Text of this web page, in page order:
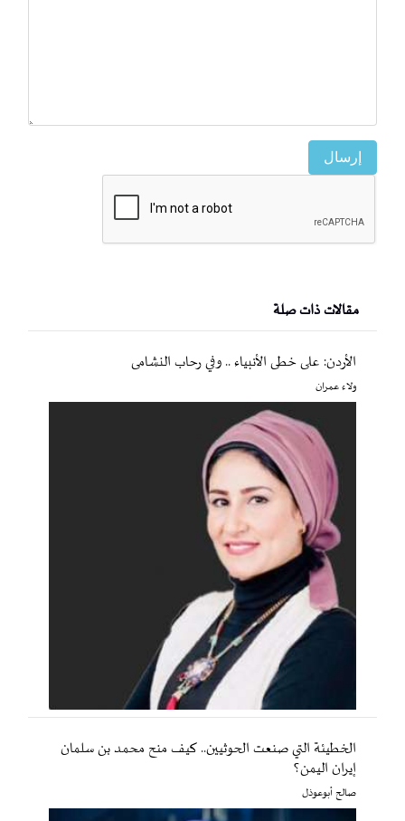
إرسال
مقالات ذات صلة
الأردن: على خطى الأنبياء .. وفي رحاب النشامى
ولاء عمران
الخطيئة التي صنعت الحوثيين.. كيف منح محمد بن سلمان
إيران اليمن؟
صالح أبوعوذل